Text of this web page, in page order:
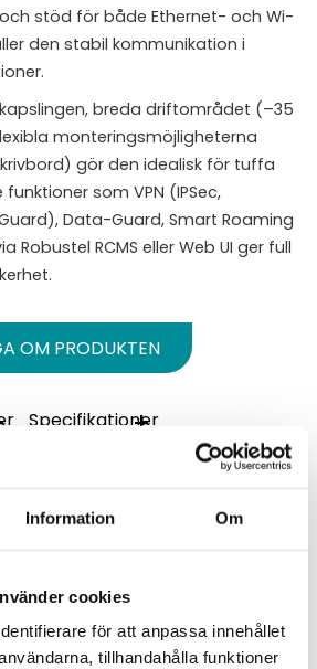
Information Om
cookies
för att anpassa innehållet
tillhandahålla funktioner
stöd för både Ethernet- och Wi-
den stabil kommunikation i
breda driftområdet (–35
monteringsmöjligheterna
gör den idealisk för tuffa
som VPN (IPSec,
Data-Guard, Smart Roaming
Robustel RCMS eller Web UI ger full
OM PRODUKTEN
Specifikationer
Video